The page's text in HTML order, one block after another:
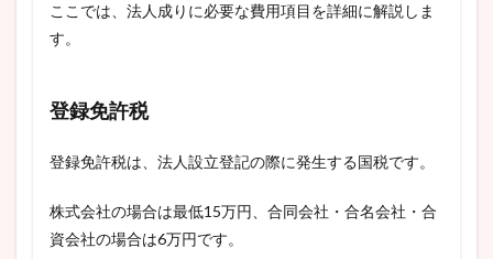
ここでは、法人成りに必要な費用項目を詳細に解説しま
す。
登録免許税
登録免許税は、法人設立登記の際に発生する国税です。
株式会社の場合は最低15万円、合同会社・合名会社・合
資会社の場合は6万円です。